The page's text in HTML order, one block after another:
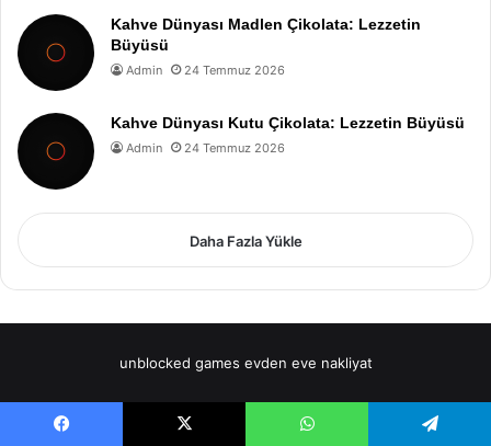
Kahve Dünyası Madlen Çikolata: Lezzetin
Büyüsü
Admin 24 Temmuz 2026
Kahve Dünyası Kutu Çikolata: Lezzetin Büyüsü
Admin 24 Temmuz 2026
Daha Fazla Yükle
unblocked games evden eve nakliyat